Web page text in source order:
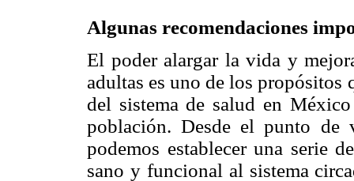
Algunas recomendaciones
El poder alargar la vida y
adultas es uno de los
del sistema de salud en
población. Desde el punto de
podemos establecer una serie
sano y funcional al sistema